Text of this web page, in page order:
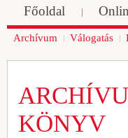
Főoldal
Archívum Válogatás
KÖNYV